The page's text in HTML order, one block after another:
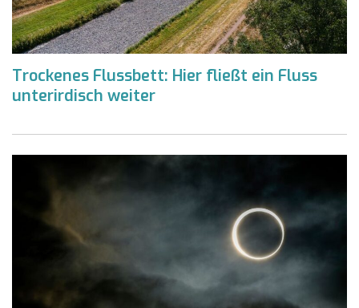
Trockenes Flussbett: Hier fließt ein Fluss
unterirdisch weiter